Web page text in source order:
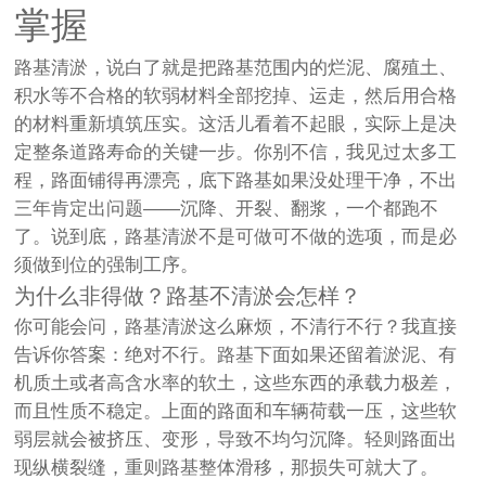
掌握
路基清淤，说白了就是把路基范围内的烂泥、腐殖土、
积水等不合格的软弱材料全部挖掉、运走，然后用合格
的材料重新填筑压实。这活儿看着不起眼，实际上是决
定整条道路寿命的关键一步。你别不信，我见过太多工
程，路面铺得再漂亮，底下路基如果没处理干净，不出
三年肯定出问题——沉降、开裂、翻浆，一个都跑不
了。说到底，路基清淤不是可做可不做的选项，而是必
须做到位的强制工序。
为什么非得做？路基不清淤会怎样？
你可能会问，路基清淤这么麻烦，不清行不行？我直接
告诉你答案：绝对不行。路基下面如果还留着淤泥、有
机质土或者高含水率的软土，这些东西的承载力极差，
而且性质不稳定。上面的路面和车辆荷载一压，这些软
弱层就会被挤压、变形，导致不均匀沉降。轻则路面出
现纵横裂缝，重则路基整体滑移，那损失可就大了。